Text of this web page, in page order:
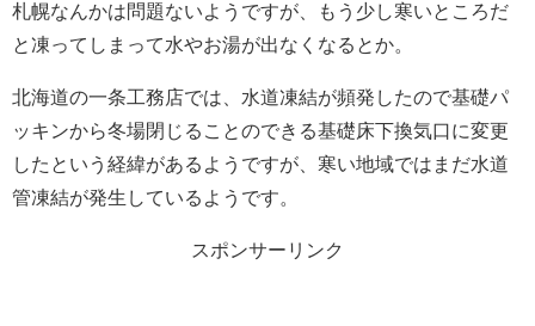
札幌なんかは問題ないようですが、もう少し寒いところだ
と凍ってしまって水やお湯が出なくなるとか。
北海道の一条工務店では、水道凍結が頻発したので基礎パ
ッキンから冬場閉じることのできる基礎床下換気口に変更
したという経緯があるようですが、寒い地域ではまだ水道
管凍結が発生しているようです。
スポンサーリンク